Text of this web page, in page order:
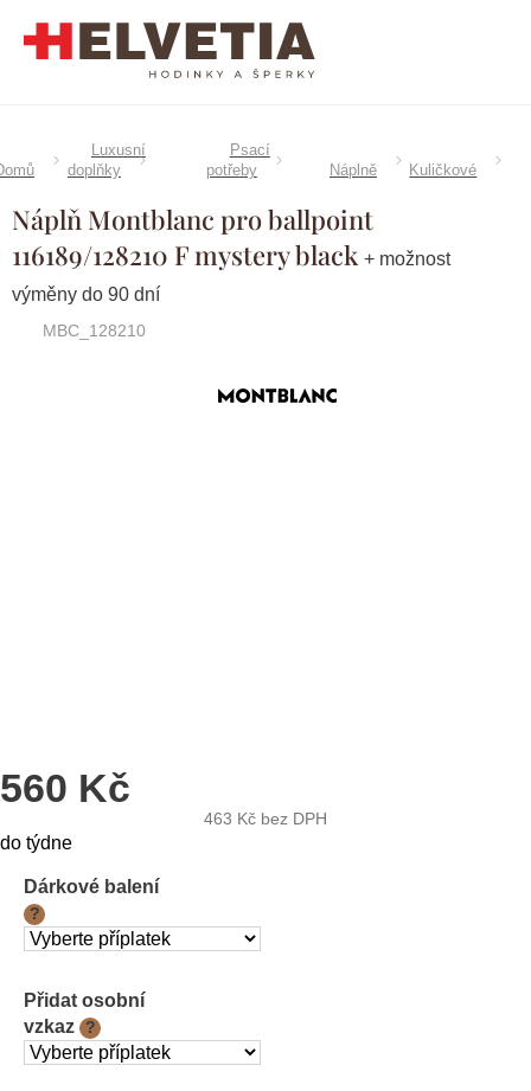
Luxusní
doplňky
Psací
potřeby
Náplně Kuličkové
Náplň Montblanc pro ballpoint
116189/128210 F mystery black + možnost
výměny do 90 dní
MBC_128210
Značka:Montblanc
560 Kč
463 Kč bez DPH
Měrná
do týdne
Dárkové balení
?
Přidat osobní
vzkaz
?